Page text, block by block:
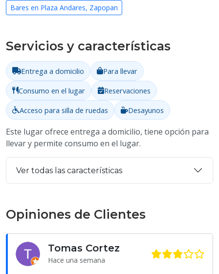
Bares en Plaza Andares, Zapopan
Servicios y características
Entrega a domicilio
Para llevar
Consumo en el lugar
Reservaciones
Acceso para silla de ruedas
Desayunos
Este lugar ofrece entrega a domicilio, tiene opción para
llevar y permite consumo en el lugar.
Ver todas las características
Opiniones de Clientes
Tomas Cortez
Hace una semana